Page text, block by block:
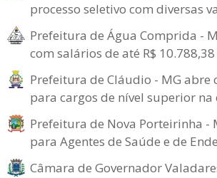
processo seletivo com diversas
Prefeitura de Água Comprida -
com salários de até R$ 10.788,38
Prefeitura de Cláudio - MG abre
para cargos de nível superior na
Prefeitura de Nova Porteirinha -
para Agentes de Saúde e de
Câmara de Governador